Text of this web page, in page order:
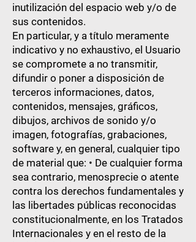
inutilización del espacio web y/o de
sus contenidos.
En particular, y a título meramente
indicativo y no exhaustivo, el Usuario
se compromete a no transmitir,
difundir o poner a disposición de
terceros informaciones, datos,
contenidos, mensajes, gráficos,
dibujos, archivos de sonido y/o
imagen, fotografías, grabaciones,
software y, en general, cualquier tipo
de material que: • De cualquier forma
sea contrario, menosprecie o atente
contra los derechos fundamentales y
las libertades públicas reconocidas
constitucionalmente, en los Tratados
Internacionales y en el resto de la